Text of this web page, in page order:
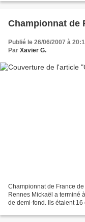
Championnat de
Publié le 26/06/2007 à
Par Xavier G.
Championnat de France
Rennes Mickaël a terminé
de demi-fond. Ils étaient 16